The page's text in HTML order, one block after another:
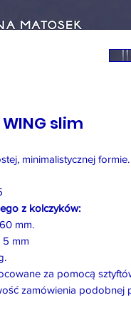
slim
minimalistycznej formie.
z kolczyków:
mm.
mm
za pomocą
zamówienia podobnej